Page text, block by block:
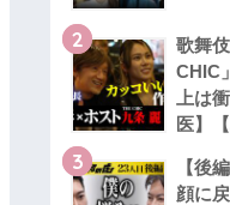
2
歌舞
CHIC
上は
医】
3
【後
顔に